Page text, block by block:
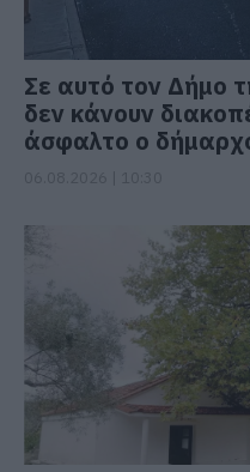
Σε αυτό τον Δήμο
δεν κάνουν
άσφαλτο ο